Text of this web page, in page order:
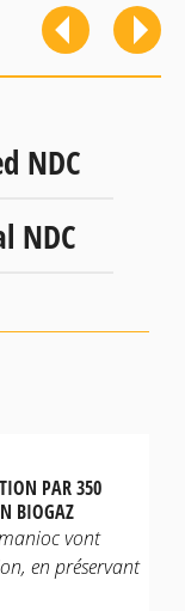
NDC
NDC
PAR 350
BIOGAZ
vont
en préservant